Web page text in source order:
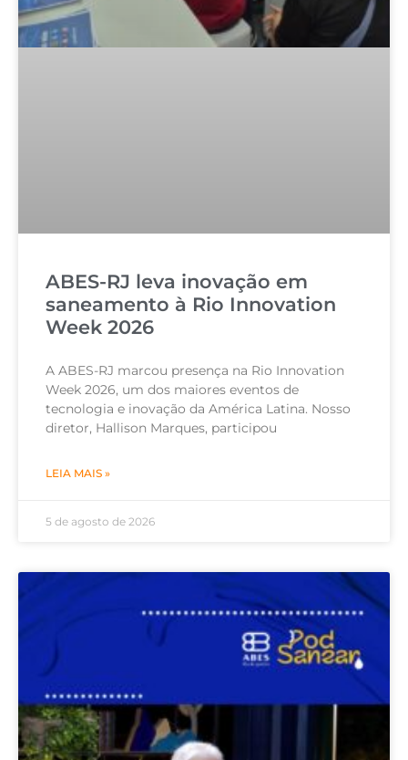
ABES-RJ leva inovação em
saneamento à Rio Innovation
Week 2026
A ABES-RJ marcou presença na Rio Innovation
Week 2026, um dos maiores eventos de
tecnologia e inovação da América Latina. Nosso
diretor, Hallison Marques, participou
LEIA MAIS »
5 de agosto de 2026